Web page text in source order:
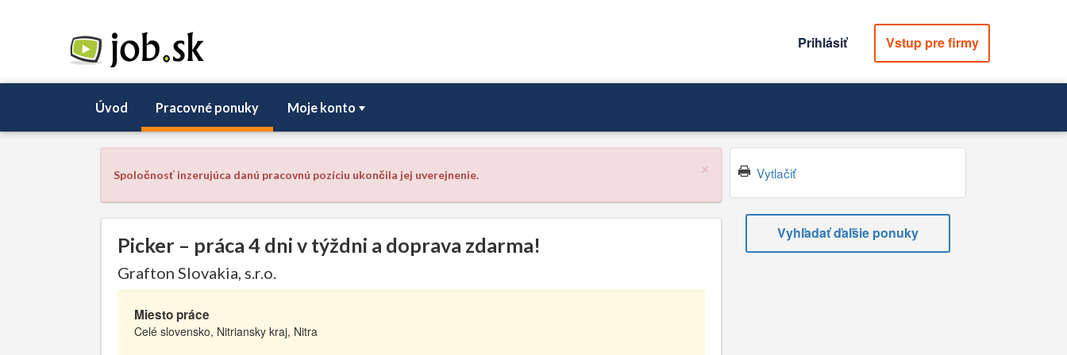
Prihlásiť Vstup pre firmy
Úvod Pracovné ponuky Moje konto
×
Spoločnosť inzerujúca danú pracovnú pozíciu ukončila jej uverejnenie.
Picker – práca 4 dni v týždni a doprava zdarma!
Grafton Slovakia, s.r.o.
Miesto práce
Celé slovensko, Nitriansky kraj, Nitra
Vytlačiť
Vyhľadať ďaľšie ponuky